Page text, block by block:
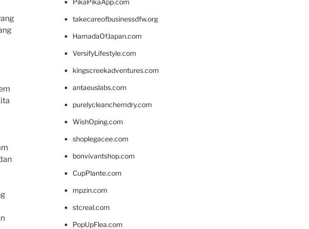
takecareofbusinessdfw.org
HamadaOfJapan.com
VersifyLifestyle.com
kingscreekadventures.com
antaeuslabs.com
purelycleanchemdry.com
WishOping.com
shoplegacee.com
bonvivantshop.com
CupPlante.com
mpzin.com
stcreal.com
PopUpFlea.com